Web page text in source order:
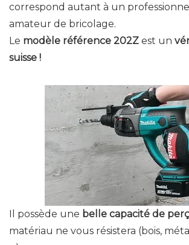
correspond autant à un
amateur de bricolage.
Le modèle référence 202Z est un
suisse !
Il possède une belle capacité de
matériau ne vous résistera (bois,